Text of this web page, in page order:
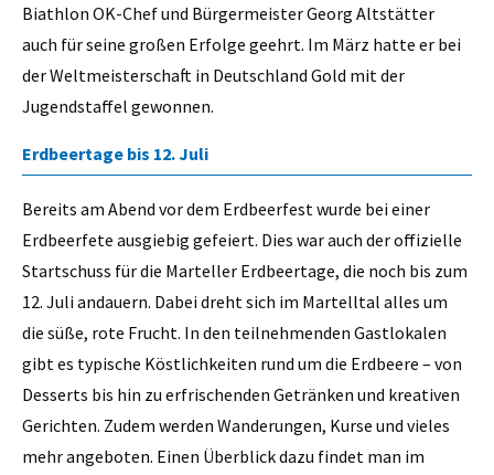
Biathlon OK-Chef und Bürgermeister Georg Altstätter
auch für seine großen Erfolge geehrt. Im März hatte er bei
der Weltmeisterschaft in Deutschland Gold mit der
Jugendstaffel gewonnen.
Erdbeertage bis 12. Juli
Bereits am Abend vor dem Erdbeerfest wurde bei einer
Erdbeerfete ausgiebig gefeiert. Dies war auch der offizielle
Startschuss für die Marteller Erdbeertage, die noch bis zum
12. Juli andauern. Dabei dreht sich im Martelltal alles um
die süße, rote Frucht. In den teilnehmenden Gastlokalen
gibt es typische Köstlichkeiten rund um die Erdbeere – von
Desserts bis hin zu erfrischenden Getränken und kreativen
Gerichten. Zudem werden Wanderungen, Kurse und vieles
mehr angeboten. Einen Überblick dazu findet man im